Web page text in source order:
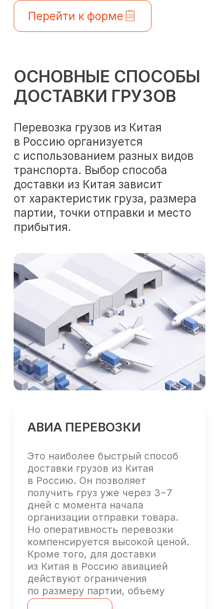
партии, точки отправки и место
прибытия.
АВИА ПЕРЕВОЗКИ
Это наиболее быстрый способ
доставки грузов из Китая
в Россию. Он позволяет
получить груз уже через 3−7
дней с момента начала
организации отправки товара.
Но оперативность перевозки
действуют ограничения
по размеру партии, объему
груза.
МОРСКИЕ ПЕРЕВОЗКИ
Это самый недорогой способ,
позволяющий доставить груз
из Китая в Россию. Но доступная
цена сочетается с длительным
временем транспортировки.
Перевозка морем занимает
от 30 до 50 дней. Морские
перевозки — оптимальный
вариант для доставки больших
партий товаров разных
категорий. Они также
используются для перевозки
сборных грузов.